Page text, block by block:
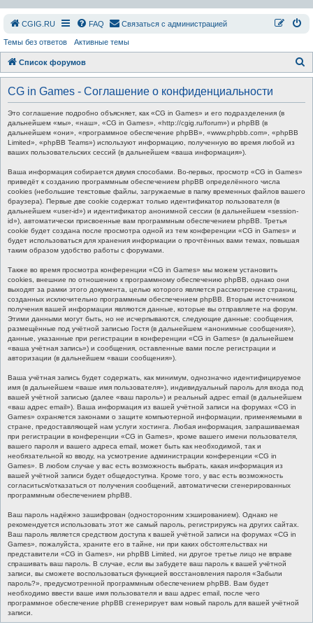
СGIG.RU FAQ Связаться с администрацией
Темы без ответов Активные темы
Список форумов
о
CG in Games - Соглашение о конфиденциальности
Это соглашение подробно объясняет, как «CG in Games» и его подразделения (в
дальнейшем «мы», «наш», «CG in Games», «http://cgig.ru/forum») и phpBB (в
дальнейшем «они», «программное обеспечение phpBB», «www.phpbb.com», «phpBB
Limited», «phpBB Teams») используют информацию, полученную во время любой из
ваших пользовательских сессий (в дальнейшем «ваша информация»).
Ваша информация собирается двумя способами. Во-первых, просмотр «CG in Games»
приведёт к созданию программным обеспечением phpBB определённого числа
cookies (небольшие текстовые файлы, загружаемые в папку временных файлов вашего
браузера). Первые две cookie содержат только идентификатор пользователя (в
дальнейшем «user-id») и идентификатор анонимной сессии (в дальнейшем «session-
id»), автоматически присвоенные вам программным обеспечением phpBB. Третья
cookie будет создана после просмотра одной из тем конференции «CG in Games» и
будет использоваться для хранения информации о прочтённых вами темах, повышая
таким образом удобство работы с форумами.
Также во время просмотра конференции «CG in Games» мы можем установить
cookies, внешние по отношению к программному обеспечению phpBB, однако они
выходят за рамки этого документа, целью которого является рассмотрение страниц,
созданных исключительно программным обеспечением phpBB. Вторым источником
получения вашей информации являются данные, которые вы отправляете на форум.
Этими данными могут быть, но не исчерпываются, следующие данные: сообщения,
размещённые под учётной записью Гостя (в дальнейшем «анонимные сообщения»),
данные, указанные при регистрации в конференции «CG in Games» (в дальнейшем
«ваша учётная запись») и сообщения, оставленные вами после регистрации и
авторизации (в дальнейшем «ваши сообщения»).
Ваша учётная запись будет содержать, как минимум, однозначно идентифицируемое
имя (в дальнейшем «ваше имя пользователя»), индивидуальный пароль для входа под
вашей учётной записью (далее «ваш пароль») и реальный адрес email (в дальнейшем
«ваш адрес email»). Ваша информация из вашей учётной записи на форумах «CG in
Games» охраняется законами о защите компьютерной информации, применяемыми в
стране, предоставляющей нам услуги хостинга. Любая информация, запрашиваемая
при регистрации в конференции «CG in Games», кроме вашего имени пользователя,
вашего пароля и вашего адреса email, может быть как необходимой, так и
необязательной ко вводу, на усмотрение администрации конференции «CG in
Games». В любом случае у вас есть возможность выбрать, какая информация из
вашей учётной записи будет общедоступна. Кроме того, у вас есть возможность
согласиться/отказаться от получения сообщений, автоматически сгенерированных
программным обеспечением phpBB.
Ваш пароль надёжно зашифрован (односторонним хэшированием). Однако не
рекомендуется использовать этот же самый пароль, регистрируясь на других сайтах.
Ваш пароль является средством доступа к вашей учётной записи на форумах «CG in
Games», пожалуйста, храните его в тайне, ни при каких обстоятельствах ни
представители «CG in Games», ни phpBB Limited, ни другое третье лицо не вправе
спрашивать ваш пароль. В случае, если вы забудете ваш пароль к вашей учётной
записи, вы сможете воспользоваться функцией восстановления пароля «Забыли
пароль?», предусмотренной программным обеспечением phpBB. Вам будет
необходимо ввести ваше имя пользователя и ваш адрес email, после чего
программное обеспечение phpBB сгенерирует вам новый пароль для вашей учётной
записи.